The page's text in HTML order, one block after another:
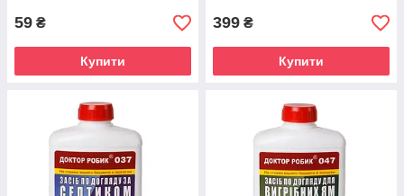
59 ₴
Купити
399 ₴
Купити